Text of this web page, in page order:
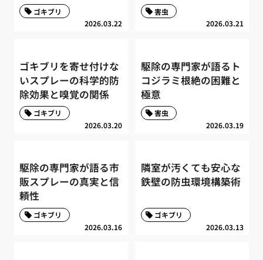
2026.03.22
ゴキブリ
2026.03.21
害虫
ゴキブリを寄せ付けな
いスプレーの科学的防
除効果と嗅覚の関係
2026.03.20
ゴキブリ
駆除の専門家が語るト
コジラミ根絶の困難と
極意
2026.03.19
害虫
駆除の専門家が語る市
販スプレーの真実と信
頼性
2026.03.16
ゴキブリ
隣室が汚くても安心な
鉄壁の防虫環境構築術
2026.03.13
ゴキブリ